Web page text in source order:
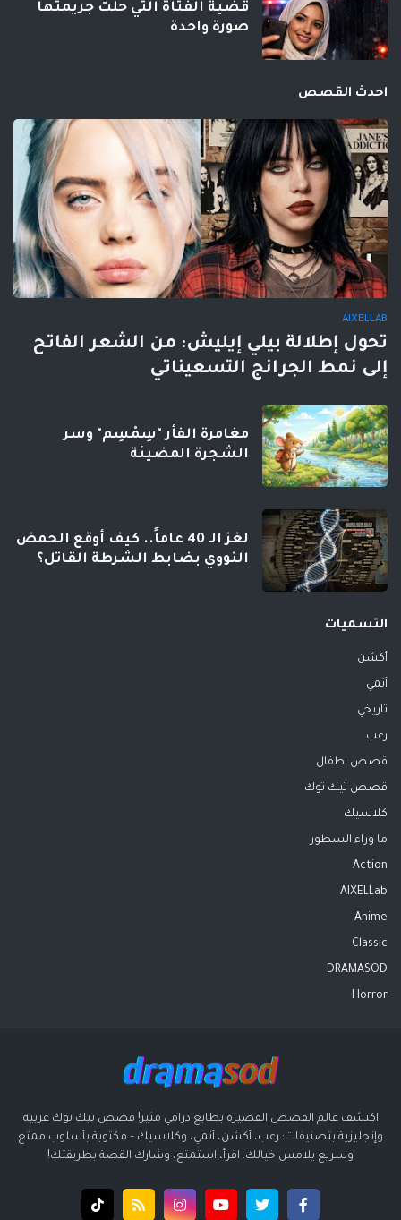
قضية الفتاة التي حلت جريمتها
صورة واحدة
احدث القصص
AIXELLAB
تحول إطلالة بيلي إيليش: من الشعر الفاتح
إلى نمط الجرانج التسعيناتي
مغامرة الفأر "سِمْسِم" وسر
الشجرة المضيئة
لغز الـ 40 عاماً.. كيف أوقع الحمض
النووي بضابط الشرطة القاتل؟
التسميات
أكشن
أنمي
تاريخي
رعب
قصص اطفال
قصص تيك توك
كلاسيك
ما وراء السطور
Action
AIXELLab
Anime
Classic
DRAMASOD
Horror
اكتشف عالم القصص القصيرة بطابع درامي مثير! قصص تيك توك عربية
وإنجليزية بتصنيفات: رعب، أكشن، أنمي، وكلاسيك – مكتوبة بأسلوب ممتع
وسريع يلامس خيالك. اقرأ، استمتع، وشارك القصة بطريقتك!